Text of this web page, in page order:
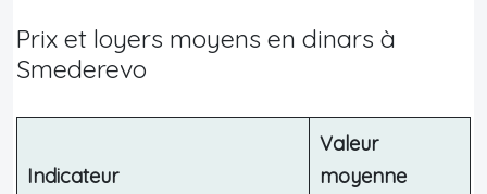
Prix et loyers moyens en dinars à
Smederevo
Indicateur
Valeur
moyenne